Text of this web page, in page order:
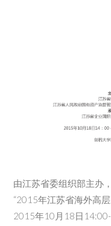
由江苏省委组织部主办
“2015年江苏省海外高
2015年10月18日